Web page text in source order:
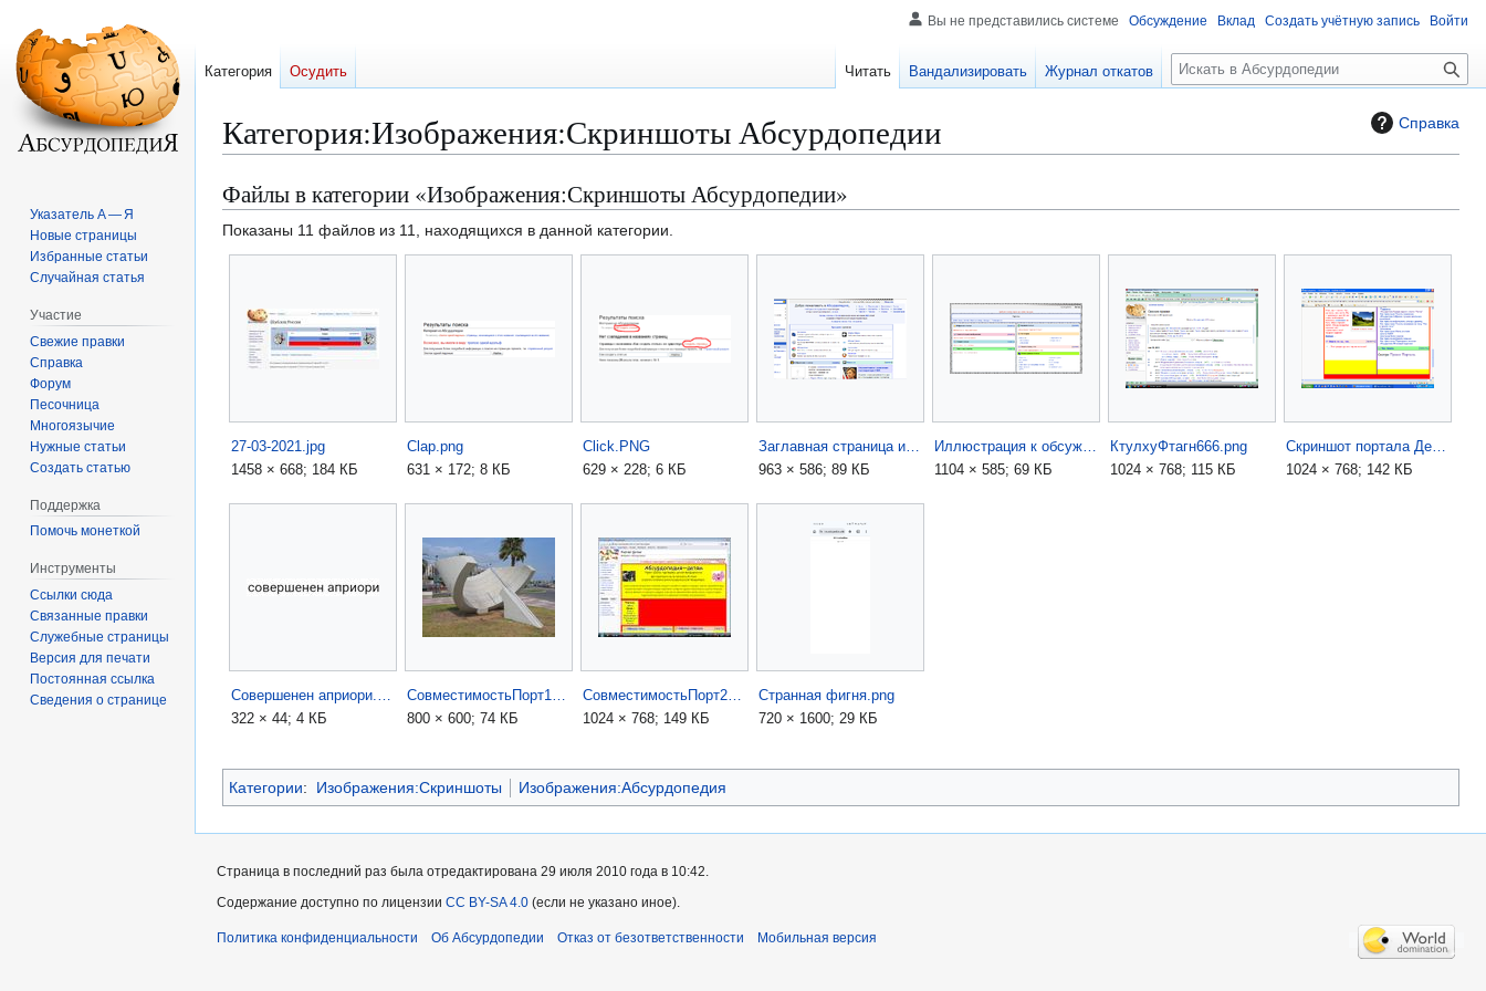
Справка
Категория:Изображения:Скриншоты Абсурдопедии
Перейти
к
навигации
Перейти
к
поиску
Файлы в категории «Изображения:Скриншоты Абсурдопедии»
Показаны 11 файлов из 11, находящихся в данной категории.
27-03-2021.jpg
1458 × 668; 184 КБ
Clap.png
631 × 172; 8 КБ
Click.PNG
629 × 228; 6 КБ
Заглавная страница изображение.png
963 × 586; 89 КБ
Иллюстрация к обсуждению- скелет портала.png
1104 × 585; 69 КБ
КтулхуФтагн666.png
1024 × 768; 115 КБ
Скриншот портала Детям.PNG
1024 × 768; 142 КБ
Совершенен априори.jpg
322 × 44; 4 КБ
СовместимостьПорт1.jpg
800 × 600; 74 КБ
СовместимостьПорт2.jpg
1024 × 768; 149 КБ
Странная фигня.png
720 × 1600; 29 КБ
Категории: Изображения:Скриншоты Изображения:Абсурдопедия
Вы не представились системе Обсуждение Вклад Создать учётную запись Войти
Категория Осудить Читать Вандализировать Журнал откатов
П
о
к
Указатель А — Я
Новые страницы
Избранные статьи
Случайная статья
Участие
Свежие правки
Справка
Форум
Песочница
Многоязычие
Нужные статьи
Создать статью
Поддержка
Помочь монеткой
Инструменты
Ссылки сюда
Связанные правки
Служебные страницы
Версия для печати
Постоянная ссылка
Сведения о странице
Страница в последний раз была отредактирована 29 июля 2010 года в 10:42.
Содержание доступно по лицензии CC BY-SA 4.0 (если не указано иное).
Политика конфиденциальности Об Абсурдопедии Отказ от безответственности Мобильная версия